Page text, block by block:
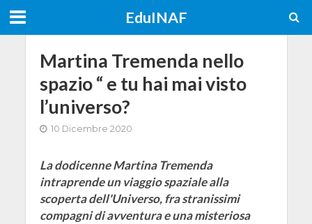
EduINAF
Martina Tremenda nello
spazio “ e tu hai mai visto
l’universo?
10 Dicembre 2020
La dodicenne Martina Tremenda
intraprende un viaggio spaziale alla
scoperta dell'Universo, fra stranissimi
compagni di avventura e una misteriosa